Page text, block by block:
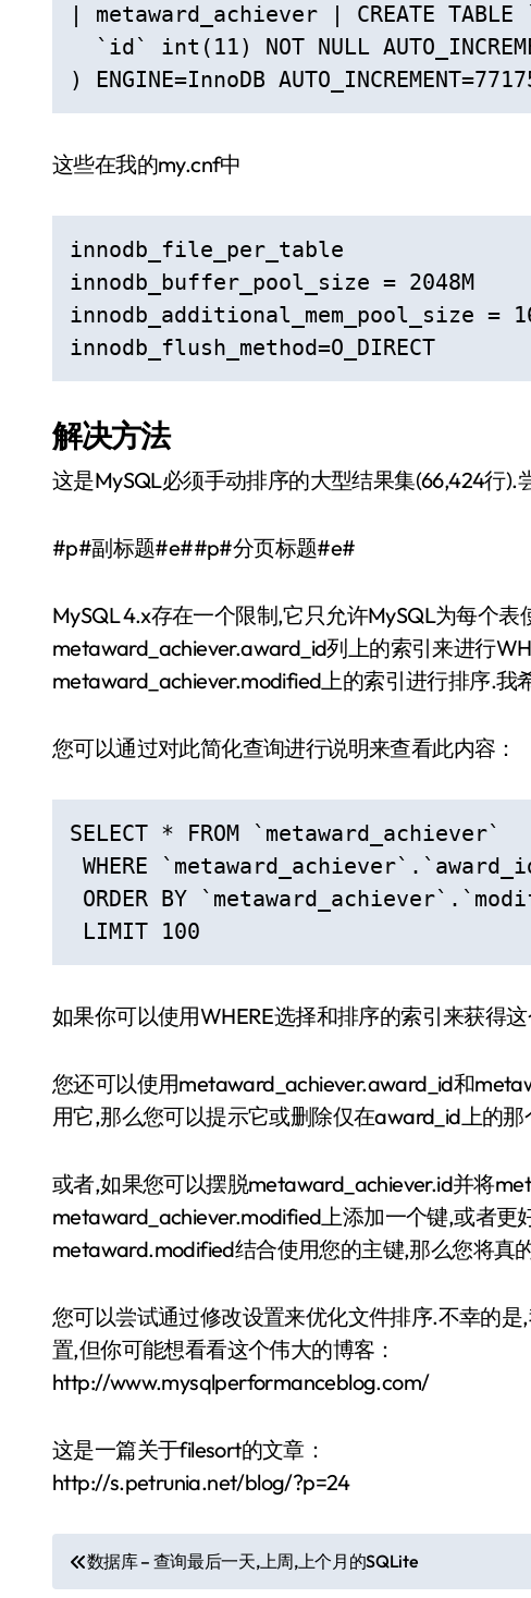
| metaward_achiever | CREATE
`id` int(11) NOT NULL
) ENGINE=InnoDB
这些在我的my.cnf中
innodb_file_per_table
innodb_buffer_pool_size = 2048M
innodb_additional_mem_pool_size =
innodb_flush_method=O_DIRECT
解决方法
这是MySQL必须手动排序的大型结果集(66,424行
#p#副标题#e##p#分页标题#e#
MySQL 4.x存在一个限制,它只允许MySQL为每个
metaward_achiever.award_id列上的索引来进行
metaward_achiever.modified上的索引进行排序.我
您可以通过对此简化查询进行说明来查看此内容：
SELECT * FROM `metaward_achiever`
WHERE
ORDER BY
LIMIT 100
如果你可以使用WHERE选择和排序的索引来获得
您还可以使用metaward_achiever.award_id和
用它,那么您可以提示它或删除仅在award_id上的那
或者,如果您可以摆脱metaward_achiever.id并将
metaward_achiever.modified上添加一个键,或者
metaward.modified结合使用您的主键,那么您将真
您可以尝试通过修改设置来优化文件排序.不幸的
置,但你可能想看看这个伟大的博客：
http://www.mysqlperformanceblog.com/
这是一篇关于filesort的文章：
http://s.petrunia.net/blog/?p=24
文数据库 – 查询最后一天,上周,上个月的SQLite